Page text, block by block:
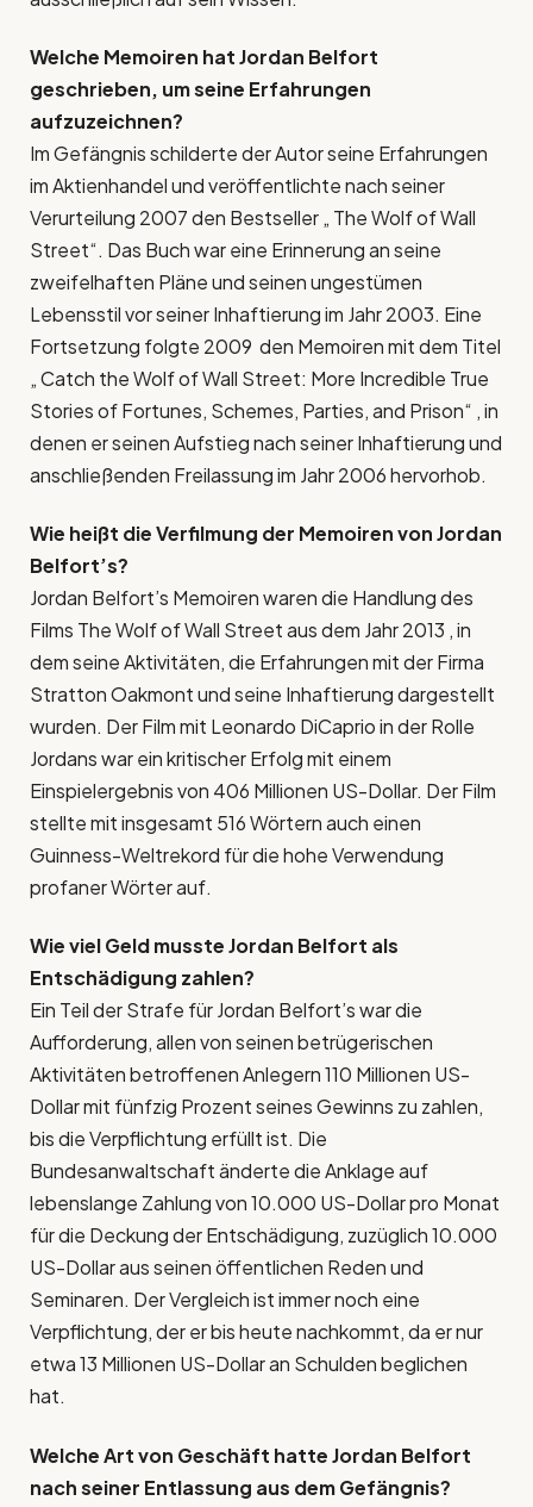
Welche Memoiren hat Jordan Belfort
geschrieben, um seine Erfahrungen
aufzuzeichnen?
Im Gefängnis schilderte der Autor seine Erfahrungen
im Aktienhandel und veröffentlichte nach seiner
Verurteilung 2007 den Bestseller „ The Wolf of Wall
Street“. Das Buch war eine Erinnerung an seine
zweifelhaften Pläne und seinen ungestümen
Lebensstil vor seiner Inhaftierung im Jahr 2003. Eine
Fortsetzung folgte 2009 den Memoiren mit dem Titel
„ Catch the Wolf of Wall Street: More Incredible True
Stories of Fortunes, Schemes, Parties, and Prison“ , in
denen er seinen Aufstieg nach seiner Inhaftierung und
anschließenden Freilassung im Jahr 2006 hervorhob.
Wie heißt die Verfilmung der Memoiren vonJordan
Belfort’s?
Jordan Belfort’s Memoiren waren die Handlung des
Films The Wolf of Wall Street aus dem Jahr 2013 , in
dem seine Aktivitäten, die Erfahrungen mit der Firma
Stratton Oakmont und seine Inhaftierung dargestellt
wurden. Der Film mit Leonardo DiCaprio in der Rolle
Jordans war ein kritischer Erfolg mit einem
Einspielergebnis von 406 Millionen US-Dollar. Der Film
stellte mit insgesamt 516 Wörtern auch einen
Guinness-Weltrekord für die hohe Verwendung
profaner Wörter auf.
Wie viel Geld musste Jordan Belfort als
Entschädigung zahlen?
Ein Teil der Strafe für Jordan Belfort’s war die
Aufforderung, allen von seinen betrügerischen
Aktivitäten betroffenen Anlegern 110 Millionen US-
Dollar mit fünfzig Prozent seines Gewinns zu zahlen,
bis die Verpflichtung erfüllt ist. Die
Bundesanwaltschaft änderte die Anklage auf
lebenslange Zahlung von 10.000 US-Dollar pro Monat
für die Deckung der Entschädigung, zuzüglich 10.000
US-Dollar aus seinen öffentlichen Reden und
Seminaren. Der Vergleich ist immer noch eine
Verpflichtung, der er bis heute nachkommt, da er nur
etwa 13 Millionen US-Dollar an Schulden beglichen
hat.
Welche Art von Geschäft hatte Jordan Belfort
nach seiner Entlassung aus dem Gefängnis?